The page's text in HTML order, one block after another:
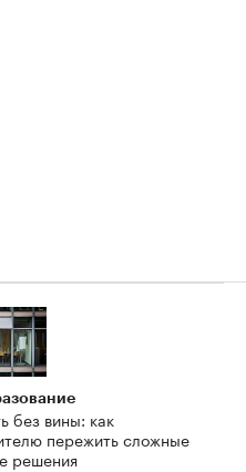
без вины: как
пережить сложные
решения